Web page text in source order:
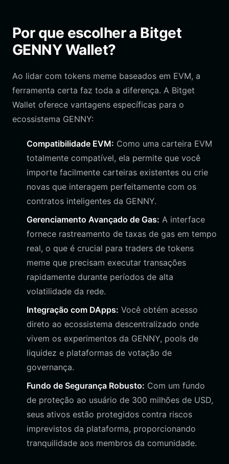
Por que escolher a Bitget
GENNY Wallet?
Ao lidar com tokens meme baseados em EVM, a
ferramenta certa faz toda a diferença. A Bitget
Wallet oferece vantagens específicas para o
ecossistema GENNY:
Compatibilidade EVM: Como uma carteira EVM
totalmente compatível, ela permite que você
importe facilmente carteiras existentes ou crie
novas que interagem perfeitamente com os
contratos inteligentes da GENNY.
Gerenciamento Avançado de Gas: A interface
fornece rastreamento de taxas de gas em tempo
real, o que é crucial para traders de tokens
meme que precisam executar transações
rapidamente durante períodos de alta
volatilidade da rede.
Integração com DApps: Você obtém acesso
direto ao ecossistema descentralizado onde
vivem os experimentos da GENNY, pools de
liquidez e plataformas de votação de
governança.
Fundo de Segurança Robusto: Com um fundo
de proteção ao usuário de 300 milhões de USD,
seus ativos estão protegidos contra riscos
imprevistos da plataforma, proporcionando
tranquilidade aos membros da comunidade.